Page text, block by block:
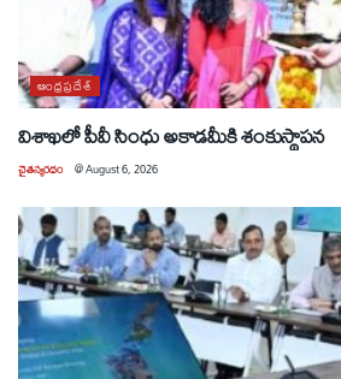
ఆంధ్రప్రదేశ్
విశాఖలో పీవీ సింధు అకాడమీకి శంకుస్థాపన
చైతన్యరధం @August 6, 2026